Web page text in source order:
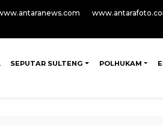
SEPUTAR SULTENG POLHUKAM